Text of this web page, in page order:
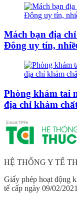
Mách bạn địa
Đông uy tín,
Phòng khám tai
địa chỉ khám
HỆ THỐNG Y TẾ
Giấy phép hoạt động
tế cấp ngày 09/02/2021